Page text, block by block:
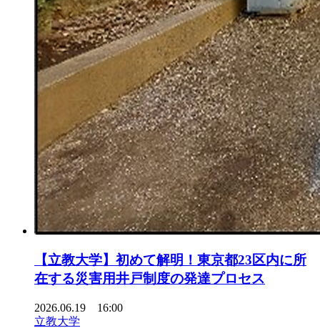
【立教大学】初めて解明！東京都23区内に所
在する災害用井戸制度の発達プロセス
2026.06.19 16:00
立教大学